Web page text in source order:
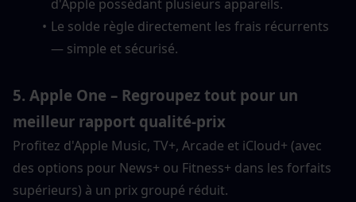
d'Apple possédant plusieurs appareils.
Le solde règle directement les frais récurrents
— simple et sécurisé.
5. Apple One – Regroupez tout pour un
meilleur rapport qualité-prix
Profitez d'Apple Music, TV+, Arcade et iCloud+ (avec
des options pour News+ ou Fitness+ dans les forfaits
supérieurs) à un prix groupé réduit.